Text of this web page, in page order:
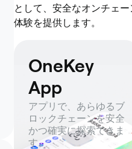
として、安全なオンチェー
体験を提供します。
OneKey
App
アプリで、あらゆるブ
ロックチェーンを安全
かつ確実に探索できま
す。